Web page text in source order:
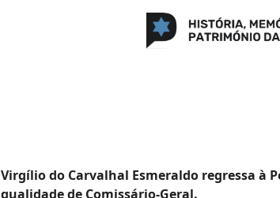
Virgílio do Carvalhal Esmeraldo regressa à
qualidade de Comissário-Geral.